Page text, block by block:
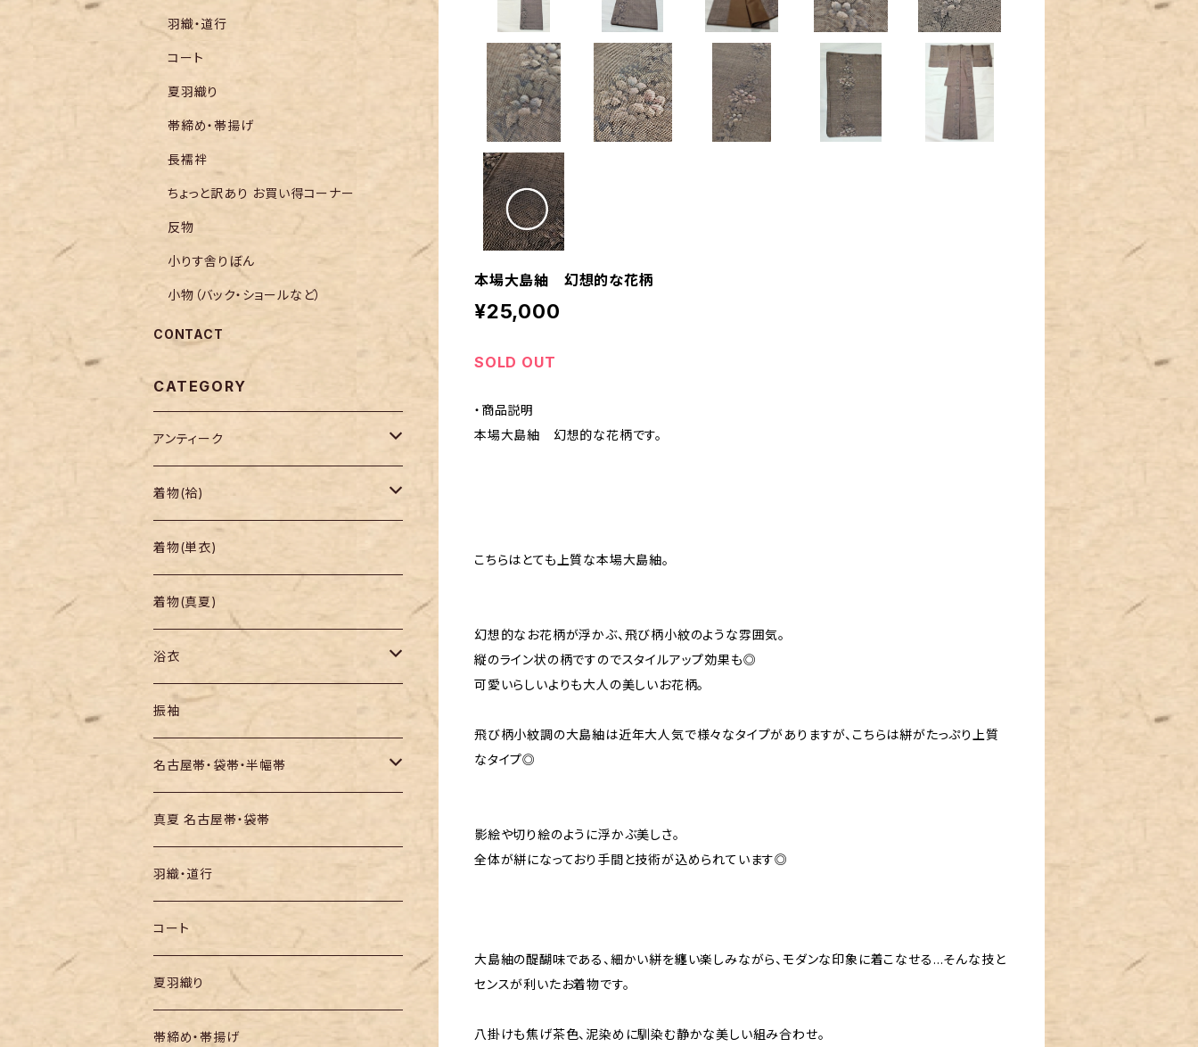
本場大島紬 幻想的な花柄
¥25,000
SOLD OUT
・商品説明
本場大島紬 幻想的な花柄です。
こちらはとても上質な本場大島紬。
幻想的なお花柄が浮かぶ、飛び柄小紋のような雰囲気。
縦のライン状の柄ですのでスタイルアップ効果も◎
可愛いらしいよりも大人の美しいお花柄。
飛び柄小紋調の大島紬は近年大人気で様々なタイプがありますが、こちらは絣がたっぷり上質
なタイプ◎
影絵や切り絵のように浮かぶ美しさ。
全体が絣になっており手間と技術が込められています◎
大島紬の醍醐味である、細かい絣を纏い楽しみながら、モダンな印象に着こなせる…そんな技と
センスが利いたお着物です。
八掛けも焦げ茶色、泥染めに馴染む静かな美しい組み合わせ。
羽織・道行
コート
夏羽織り
帯締め・帯揚げ
長襦袢
ちょっと訳あり お買い得コーナー
反物
小りす舎りぼん
小物（バック・ショールなど）
CONTACT
CATEGORY
アンティーク
着物
帯
羽織り・道行
着物(袷)
小紋
色無地・江戸小紋
紬
訪問着・付下
お召し
着物(単衣)
着物(真夏)
浴衣
セオα・ポリ
木綿・綿麻
絞りの浴衣
振袖
名古屋帯・袋帯・半幅帯
名古屋帯
袋帯
半幅帯
真夏 名古屋帯・袋帯
羽織・道行
コート
夏羽織り
帯締め・帯揚げ